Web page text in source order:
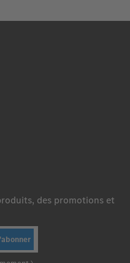
des promotions et